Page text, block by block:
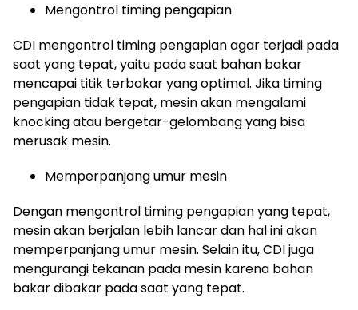
Mengontrol timing pengapian
CDI mengontrol timing pengapian agar terjadi pada
saat yang tepat, yaitu pada saat bahan bakar
mencapai titik terbakar yang optimal. Jika timing
pengapian tidak tepat, mesin akan mengalami
knocking atau bergetar-gelombang yang bisa
merusak mesin.
Memperpanjang umur mesin
Dengan mengontrol timing pengapian yang tepat,
mesin akan berjalan lebih lancar dan hal ini akan
memperpanjang umur mesin. Selain itu, CDI juga
mengurangi tekanan pada mesin karena bahan
bakar dibakar pada saat yang tepat.